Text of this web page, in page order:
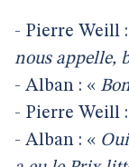
- Pierre Weill
nous appelle,
- Alban : «
- Pierre Weill
- Alban : «